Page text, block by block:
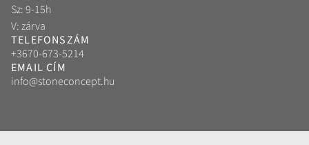
Sz: 9-15h
V: zárva
TELEFONSZÁM
+3670-673-5214
EMAIL CÍM
info@stoneconcept.hu